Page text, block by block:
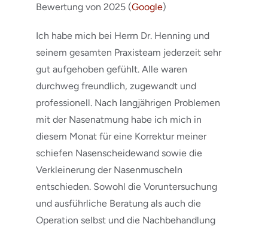
Bewertung von 2025 (Google)
Ich habe mich bei Herrn Dr. Henning und
seinem gesamten Praxisteam jederzeit sehr
gut aufgehoben gefühlt. Alle waren
durchweg freundlich, zugewandt und
professionell. Nach langjährigen Problemen
mit der Nasenatmung habe ich mich in
diesem Monat für eine Korrektur meiner
schiefen Nasenscheidewand sowie die
Verkleinerung der Nasenmuscheln
entschieden. Sowohl die Voruntersuchung
und ausführliche Beratung als auch die
Operation selbst und die Nachbehandlung